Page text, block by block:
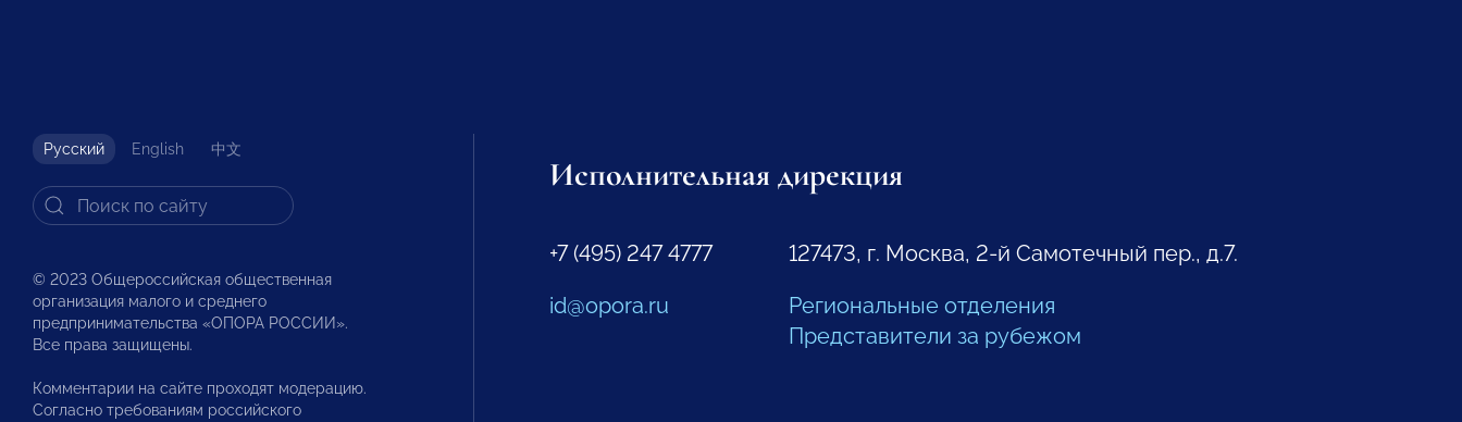
Русский English 中文
© 2023 Общероссийская общественная
организация малого и среднего
предпринимательства «ОПОРА РОССИИ».
Все права защищены.
Комментарии на сайте проходят модерацию.
Согласно требованиям российского
Исполнительная дирекция
+7 (495) 247 4777
id@opora.ru
127473, г. Москва, 2-й Самотечный пер., д.7.
Региональные отделения
Представители за рубежом